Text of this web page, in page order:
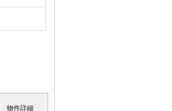
物件詳細